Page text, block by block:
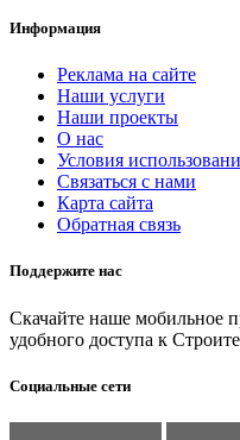
Информация
Реклама на сайте
Наши услуги
Наши проекты
О нас
Условия
Связаться с нами
Карта сайта
Обратная связь
Поддержите нас
Скачайте наше мобильное
удобного доступа к
Социальные сети